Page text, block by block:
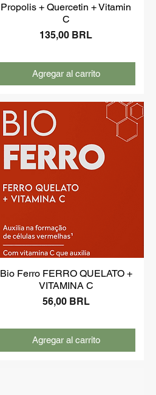
Propolis + Quercetin + Vitamin
C
Precio
135,00 BRL
Agregar al carrito
Bio Ferro FERRO QUELATO +
VITAMINA C
Precio
56,00 BRL
Agregar al carrito